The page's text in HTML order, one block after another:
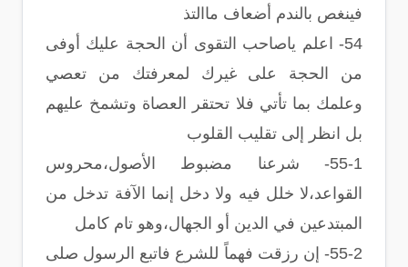
فينغص بالندم أضعاف ماالتذ
54- اعلم ياصاحب التقوى أن الحجة عليك أوفى
من الحجة على غيرك لمعرفتك من تعصي
وعلمك بما تأتي فلا تحتقر العصاة وتشمخ عليهم
بل انظر إلى تقليب القلوب
55-1- شرعنا مضبوط الأصول،محروس
القواعد،لا خلل فيه ولا دخل إنما الآفة تدخل من
المبتدعين في الدين أو الجهال،وهو تام كامل
55-2- إن رزقت فهماً للشرع فاتبع الرسول صلى